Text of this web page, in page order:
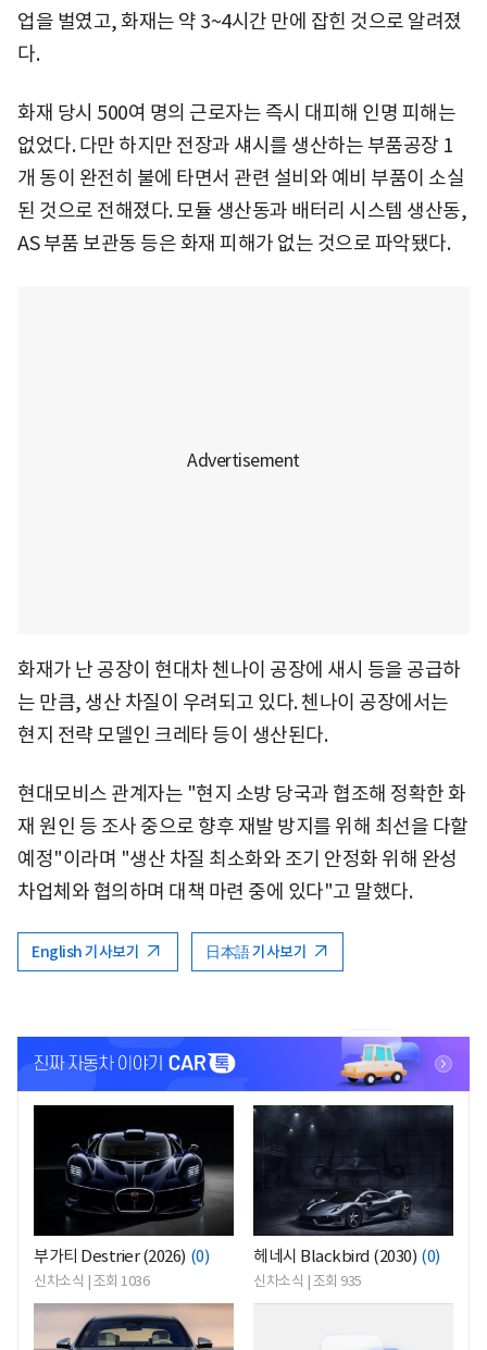
업을 벌였고, 화재는 약 3~4시간 만에 잡힌 것으로 알려졌
다.
화재 당시 500여 명의 근로자는 즉시 대피해 인명 피해는
없었다. 다만 하지만 전장과 섀시를 생산하는 부품공장 1
개 동이 완전히 불에 타면서 관련 설비와 예비 부품이 소실
된 것으로 전해졌다. 모듈 생산동과 배터리 시스템 생산동,
AS 부품 보관동 등은 화재 피해가 없는 것으로 파악됐다.
화재가 난 공장이 현대차 첸나이 공장에 새시 등을 공급하
는 만큼, 생산 차질이 우려되고 있다. 첸나이 공장에서는
현지 전략 모델인 크레타 등이 생산된다.
현대모비스 관계자는 "현지 소방 당국과 협조해 정확한 화
재 원인 등 조사 중으로 향후 재발 방지를 위해 최선을 다할
예정"이라며 "생산 차질 최소화와 조기 안정화 위해 완성
차업체와 협의하며 대책 마련 중에 있다"고 말했다.
English 기사보기 日本語 기사보기
부가티 Destrier (2026) (0)
신차소식 | 조회 1036
<
헤네시 Blackbird (2030) (0)
신차소식 | 조회 935
<